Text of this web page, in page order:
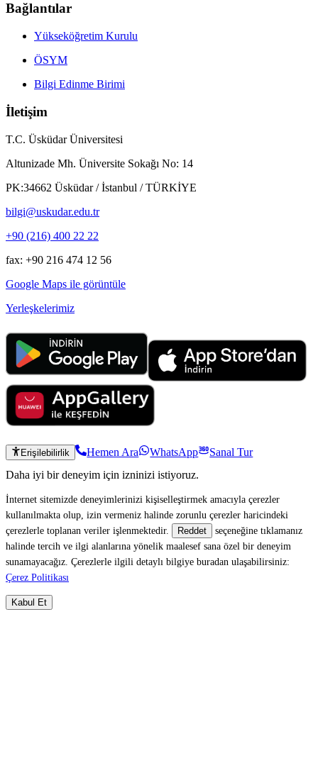
Bağlantılar
Yükseköğretim Kurulu
ÖSYM
Bilgi Edinme Birimi
İletişim
T.C. Üsküdar Üniversitesi
Altunizade Mh. Üniversite Sokağı No: 14
PK:34662 Üsküdar / İstanbul / TÜRKİYE
bilgi@uskudar.edu.tr
+90 (216) 400 22 22
fax: +90 216 474 12 56
Google Maps ile görüntüle
Yerleşkelerimiz
Erişilebilirlik Hemen Ara WhatsApp
Sanal Tur
Daha iyi bir deneyim için izninizi istiyoruz.
İnternet sitemizde deneyimlerinizi kişiselleştirmek amacıyla çerezler
kullanılmakta olup, izin vermeniz halinde zorunlu çerezler haricindeki
çerezlerle toplanan veriler işlenmektedir.
Reddet
seçeneğine tıklamanız
halinde tercih ve ilgi alanlarına yönelik maalesef sana özel bir deneyim
sunamayacağız. Çerezlerle ilgili detaylı bilgiye buradan ulaşabilirsiniz:
Çerez Politikası
Kabul Et